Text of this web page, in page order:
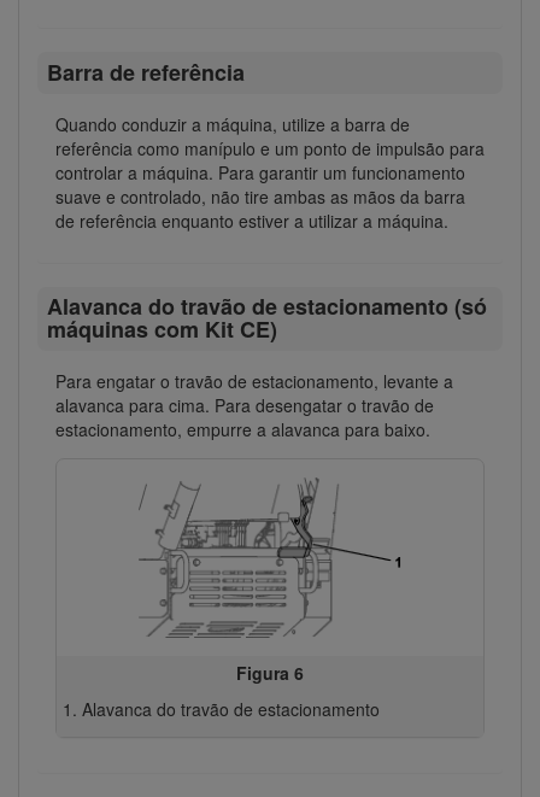
Barra de referência
Quando conduzir a máquina, utilize a barra de
referência como manípulo e um ponto de impulsão para
controlar a máquina. Para garantir um funcionamento
suave e controlado, não tire ambas as mãos da barra
de referência enquanto estiver a utilizar a máquina.
Alavanca do travão de estacionamento (só
máquinas com Kit CE)
Para engatar o travão de estacionamento, levante a
alavanca para cima. Para desengatar o travão de
estacionamento, empurre a alavanca para baixo.
Figura 6
Alavanca do travão de estacionamento